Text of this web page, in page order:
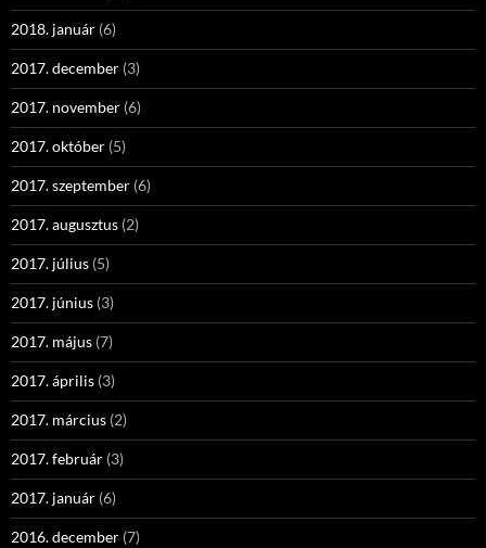
2018. január (6)
2017. december (3)
2017. november (6)
2017. október (5)
2017. szeptember (6)
2017. augusztus (2)
2017. július (5)
2017. június (3)
2017. május (7)
2017. április (3)
2017. március (2)
2017. február (3)
2017. január (6)
2016. december (7)